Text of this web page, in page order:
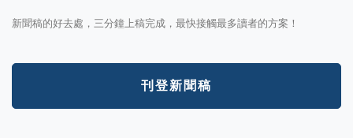
新聞稿的好去處，三分鐘上稿完成，最快接觸最多讀者的方案！
刊登新聞稿